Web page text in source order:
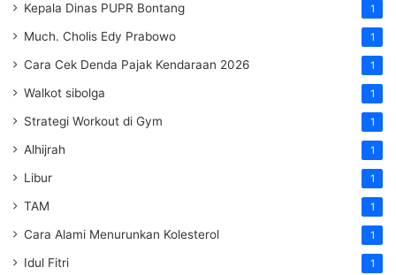
Kepala Dinas PUPR Bontang 1
Much. Cholis Edy Prabowo 1
Cara Cek Denda Pajak Kendaraan 2026 1
Walkot sibolga 1
Strategi Workout di Gym 1
Alhijrah 1
Libur 1
TAM 1
Cara Alami Menurunkan Kolesterol 1
Idul Fitri 1